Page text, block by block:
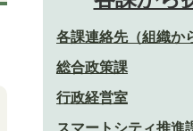
各課連絡先（組織か
総合政策課
行政経営室
スマートシティ推進